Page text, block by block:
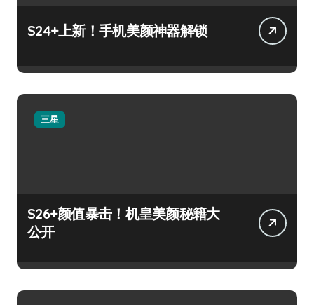
S24+上新！手机美颜神器解锁
三星
S26+颜值暴击！机皇美颜秘籍大
公开